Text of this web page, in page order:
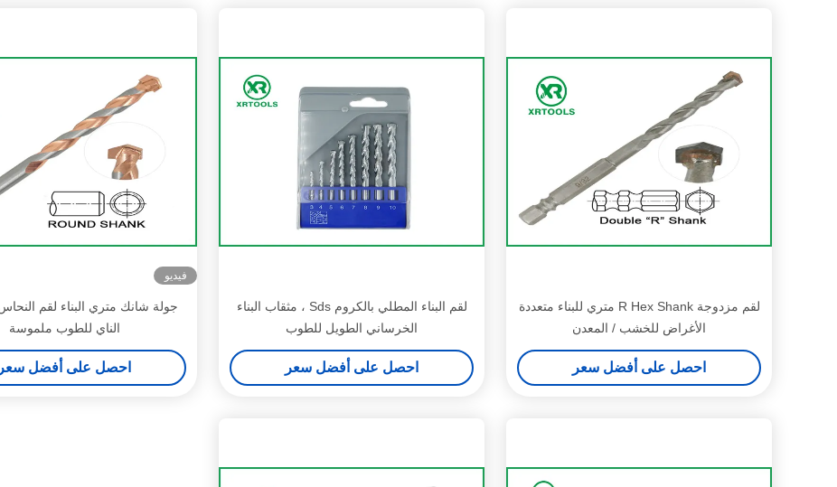
لقم مزدوجة R Hex Shank متري للبناء متعددة
الأغراض للخشب / المعدن
احصل على أفضل سعر
لقم البناء المطلي بالكروم Sds ، مثقاب البناء
الخرساني الطويل للطوب
احصل على أفضل سعر
فيديو
الناي للطوب ملموسة
احصل على أفضل سعر